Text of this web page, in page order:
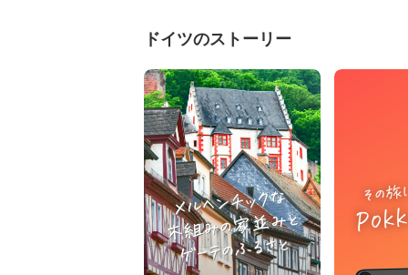
ドイツのストーリー